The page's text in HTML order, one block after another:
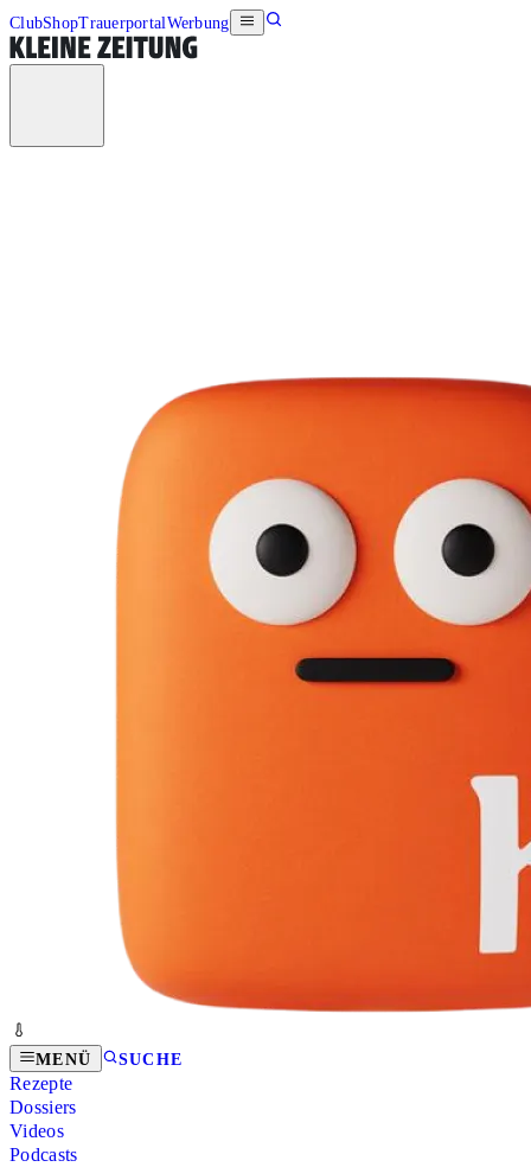
ClubShopTrauerportalWerbung
MENÜ SUCHE
Rezepte
Dossiers
Videos
Podcasts